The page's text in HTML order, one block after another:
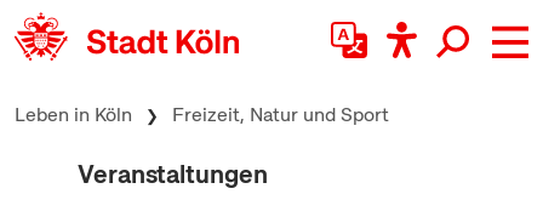
zum Inhalt springen
Leben in Köln Freizeit, Natur und Sport
Veranstaltungen